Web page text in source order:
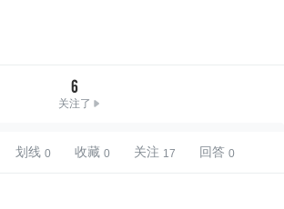
6
关注了
划线 收藏 关注 回答